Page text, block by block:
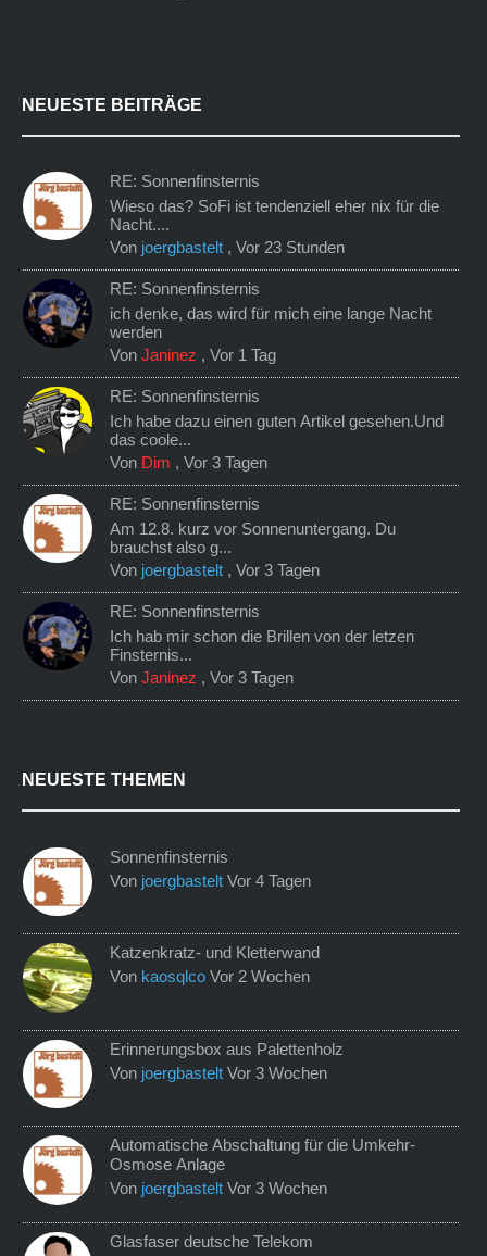
NEUESTE BEITRÄGE
RE: Sonnenfinsternis
Wieso das? SoFi ist tendenziell eher nix für die
Nacht....
Von joergbastelt ,Vor 23 Stunden
RE: Sonnenfinsternis
ich denke, das wird für mich eine lange Nacht
werden
VonJaninez ,Vor 1 Tag
RE: Sonnenfinsternis
Ich habe dazu einen guten Artikel gesehen.Und
das coole...
Von Dim ,Vor 3 Tagen
RE: Sonnenfinsternis
Am 12.8. kurz vor Sonnenuntergang. Du
brauchst also g...
Von joergbastelt ,Vor 3 Tagen
RE: Sonnenfinsternis
Ich hab mir schon die Brillen von der letzen
Finsternis...
VonJaninez ,Vor 3 Tagen
NEUESTE THEMEN
Sonnenfinsternis
Von joergbastelt Vor 4 Tagen
Katzenkratz- und Kletterwand
Von kaosqlco Vor 2 Wochen
Erinnerungsbox aus Palettenholz
Von joergbastelt Vor 3 Wochen
Automatische Abschaltung für die Umkehr-
Osmose Anlage
Von joergbastelt Vor 3 Wochen
Glasfaser deutsche Telekom